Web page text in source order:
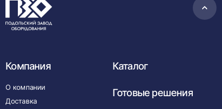
в
Компания
О компании
Доставка
Каталог
Готовые решения